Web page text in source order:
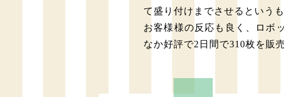
て盛り付けまでさせるというも
お客様様の反応も良く、ロボ
なか好評で2日間で310枚を販